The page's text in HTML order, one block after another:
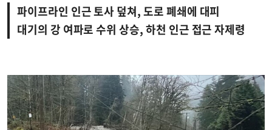
파이프라인 인근 토사 덮쳐, 도로 폐쇄에 대피
대기의 강 여파로 수위 상승, 하천 인근 접근 자제령